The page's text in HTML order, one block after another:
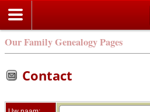
Our Family Genealogy Pages
Contact